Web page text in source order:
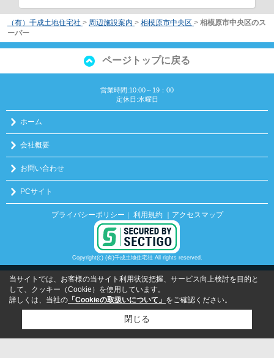
（有）千成土地住宅社 > 周辺施設案内 > 相模原市中央区 > 相模原市中央区のス
ーパー
ページトップに戻る
営業時間:10:00～19：00
定休日:水曜日
ホーム
会社概要
お問い合わせ
PCサイト
プライバシーポリシー ｜ 利用規約 ｜アクセスマップ
Copyright(c) (有)千成土地住宅社 All rights reserved.
当サイトでは、お客様の当サイト利用状況把握、サービス向上検討を目的と
して、クッキー（Cookie）を使用しています。
詳しくは、当社の 「Cookieの取扱いについて」 をご確認ください。
閉じる